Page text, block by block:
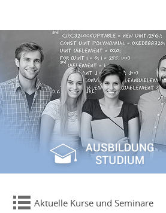
Aktuelle Kurse und Seminare